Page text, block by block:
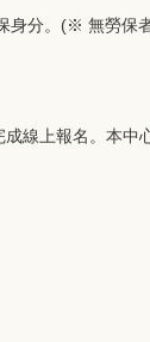
身分。(※ 無勞保
線上報名。本